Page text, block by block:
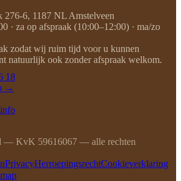
276-6, 1187 NL Amstelveen
· za op afspraak (10:00–12:00) · ma/zo
zodat wij ruim tijd voor u kunnen
natuurlijk ook zonder afspraak welkom.
18
→
— KvK 59616067 — alle rechten
PrivacyHerroepingsrechtCookieverklaring